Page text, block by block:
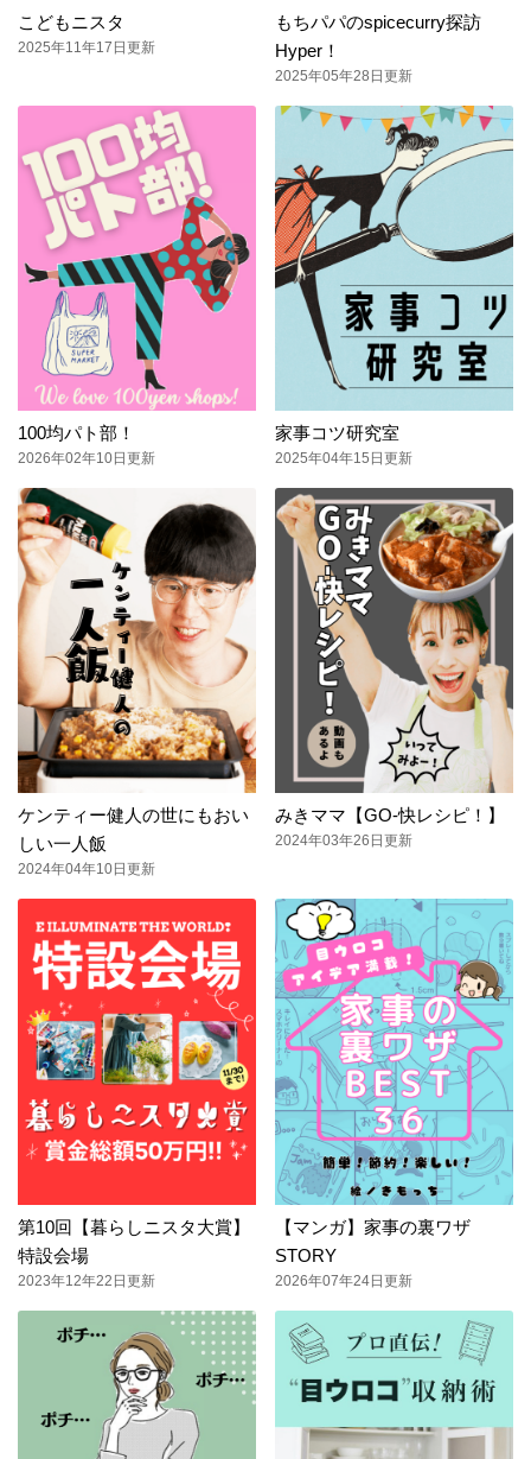
こどもニスタ
2025年11年17日更新
もちパパのspicecurry探訪
Hyper！
2025年05年28日更新
100均パト部！
2026年02年10日更新
家事コツ研究室
2025年04年15日更新
ケンティー健人の世にもおい
しい一人飯
2024年04年10日更新
みきママ【GO-快レシピ！】
2024年03年26日更新
第10回【暮らしニスタ大賞】
特設会場
2023年12年22日更新
【マンガ】家事の裏ワザ
STORY
2026年07年24日更新